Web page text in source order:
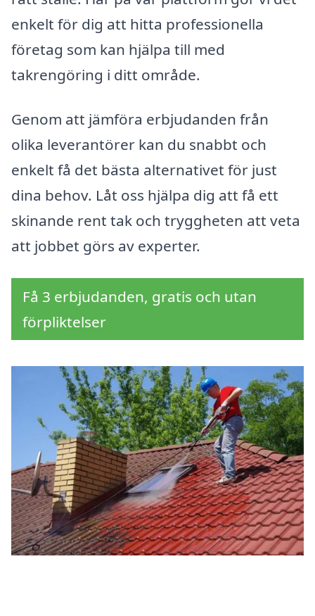
enkelt för dig att hitta professionella
företag som kan hjälpa till med
takrengöring i ditt område.
Genom att jämföra erbjudanden från
olika leverantörer kan du snabbt och
enkelt få det bästa alternativet för just
dina behov. Låt oss hjälpa dig att få ett
skinande rent tak och tryggheten att veta
att jobbet görs av experter.
Få 3 erbjudanden, gratis och utan
förpliktelser